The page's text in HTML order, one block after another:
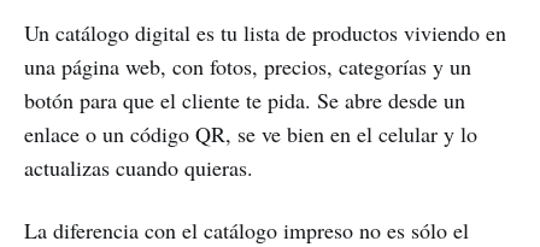
Un catálogo digital es tu lista de productos viviendo en
una página web, con fotos, precios, categorías y un
botón para que el cliente te pida. Se abre desde un
enlace o un código QR, se ve bien en el celular y lo
actualizas cuando quieras.
La diferencia con el catálogo impreso no es sólo el